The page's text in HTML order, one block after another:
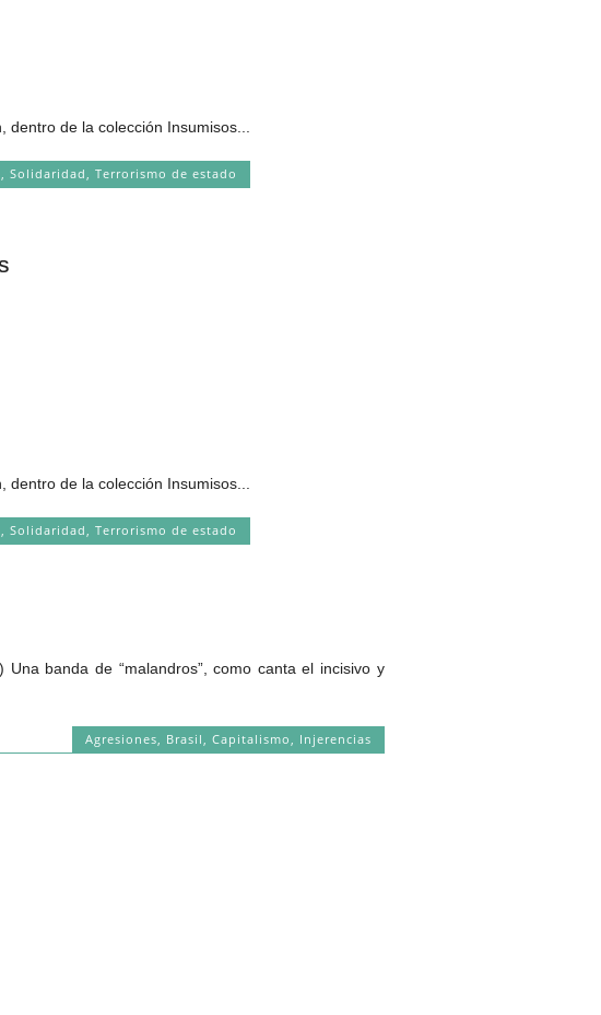
dentro de la colección Insumisos...
,Solidaridad,Terrorismo de estado
dentro de la colección Insumisos...
,Solidaridad,Terrorismo de estado
de “malandros”, como canta el incisivo y
Agresiones, Brasil, Capitalismo, Injerencias